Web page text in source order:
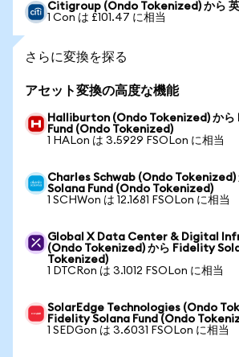
Citigroup (Ondo Tokenized) から
1 Con は £101.47 に相当
さらに変換を探る
アセット変換の高度な機能
Halliburton (Ondo Tokenized) か
Fund (Ondo Tokenized)
1 HALon は 3.5929 FSOLon に相当
Charles Schwab (Ondo
Solana Fund (Ondo Tokenized)
1 SCHWon は 12.1681 FSOLon に相当
Global X Data Center & Digital
(Ondo Tokenized) から Fidelity
Tokenized)
1 DTCRon は 3.1012 FSOLon に相当
SolarEdge Technologies (Ondo
Fidelity Solana Fund (Ondo
1 SEDGon は 3.6031 FSOLon に相当